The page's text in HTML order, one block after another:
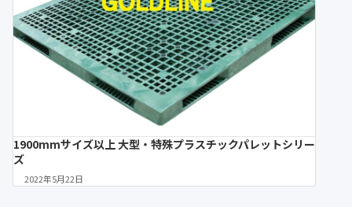
1900mmサイズ以上 大型・特殊プラスチックパレットシリー
ズ
2022年5月22日